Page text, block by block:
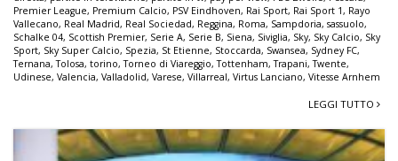
Premier League, Premium Calcio, PSV Eindhoven, Rai Sport, Rai Sport 1, Rayo
Vallecano, Real Madrid, Real Sociedad, Reggina, Roma, Sampdoria, sassuolo,
Schalke 04, Scottish Premier, Serie A, Serie B, Siena, Siviglia, Sky, Sky Calcio, Sky
Sport, Sky Super Calcio, Spezia, St Etienne, Stoccarda, Swansea, Sydney FC,
Ternana,Tolosa, torino,Torneo di Viareggio,Tottenham,Trapani,Twente,
Udinese, Valencia, Valladolid, Varese, Villarreal, Virtus Lanciano, Vitesse Arnhem
LEGGI TUTTO